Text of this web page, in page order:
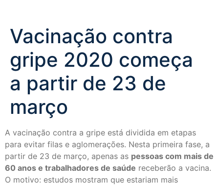
Vacinação contra
gripe 2020 começa
a partir de 23 de
março
A vacinação contra a gripe está dividida em etapas
para evitar filas e aglomerações. Nesta primeira fase, a
partir de 23 de março, apenas as pessoas com mais de
60 anos e trabalhadores de saúde receberão a vacina.
O motivo: estudos mostram que estariam mais